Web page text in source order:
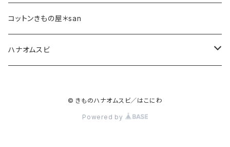
コットンきもの屋＊san
ハナオムスビ
© きものハナオムスビ／はこにわ
Powered by